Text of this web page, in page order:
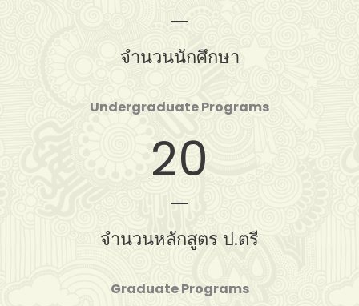
จำนวนนักศึกษา
Undergraduate Programs
20
จำนวนหลักสูตร ป.ตรี
Graduate Programs